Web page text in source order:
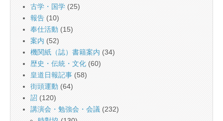
古学・国学 (25)
報告 (10)
奉仕活動 (15)
案内 (52)
機関紙（誌）書籍案内 (34)
歴史・伝統・文化 (60)
皇道日報記事 (58)
街頭運動 (64)
詔 (120)
講演会・勉強会・会議 (232)